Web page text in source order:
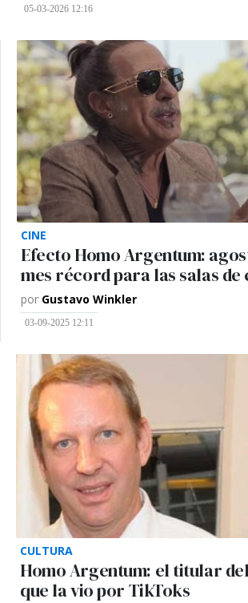
05-03-2026 12:16
CINE
Efecto Homo Argentum:
mes récord para las salas de
por Gustavo Winkler
03-09-2025 12:11
CULTURA
Homo Argentum: el titular
que la vio por TikToks